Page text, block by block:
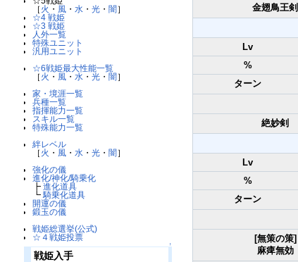
［ 火 ・ 風・ 水 ・ 光・ 闇］
☆4 戦姫
☆3 戦姫
人外一覧
特殊ユニット
汎用ユニット
☆6戦姫最大性能一覧
［ 火 ・ 風・ 水 ・ 光・ 闇］
家・境涯一覧
兵種一覧
指揮能力一覧
スキル一覧
特殊能力一覧
絆レベル
［ 火 ・ 風・ 水 ・ 光・ 闇］
強化の儀
進化/神化/騎乗化
┣ 進化道具
┗ 騎乗化道具
開運の儀
鍛玉の儀
戦姫総選挙(公式)
☆４戦姫投票
↑
戦姫入手
金翅鳥王剣
Lv
%
ターン
絶妙剣
Lv
%
ターン
[無策の策]
麻痺無効